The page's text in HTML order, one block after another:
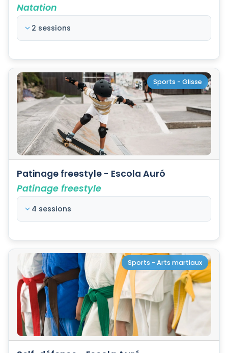
Natation
2 sessions
Sports - Glisse
Patinage freestyle - Escola Auró
Patinage freestyle
4 sessions
Sports - Arts martiaux